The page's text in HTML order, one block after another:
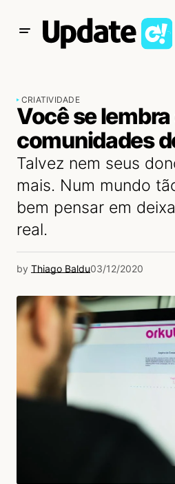
CRIATIVIDADE
Você se
comunidades
Talvez nem seus
mais. Num mundo
bem pensar em
real.
by Thiago Baldu03/12/2020